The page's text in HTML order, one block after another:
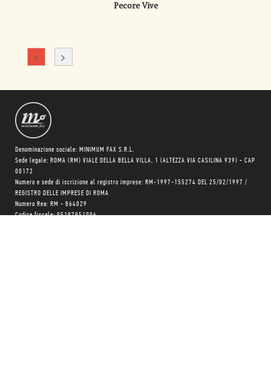
Pecore Vive
Denominazione sociale: MINIMUM FAX S.R.L.
Sede legale: ROMA (RM) VIALE DELLA BELLA VILLA, 1 (ALTEZZA VIA CASILINA 939) - CAP
00172
Numero e sede di iscrizione al registro imprese: RM-1997-155274 DEL 25/02/1997 /
REGISTRO DELLE IMPRESE DI ROMA
Numero Rea: RM - 864029
Codice fiscale: 05197951006